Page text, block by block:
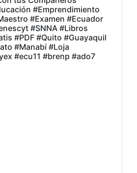
#Emprendimiento
#Examen #Ecuador
#SNNA #Libros
#PDF #Quito #Guayaquil
#Manabí #Loja
#ecu11 #brenp #ado7